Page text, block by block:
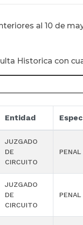
al 10 de
Historica con
Entidad
JUZGADO
DE
CIRCUITO
JUZGADO
DE
CIRCUITO